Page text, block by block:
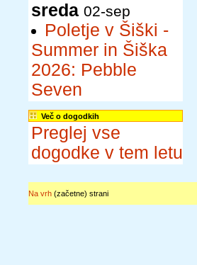
sreda 02-sep
Poletje v Šiški -
Summer in Šiška
2026: Pebble
Seven
Več o dogodkih
Preglej vse
dogodke v tem letu
Na vrh(začetne) strani